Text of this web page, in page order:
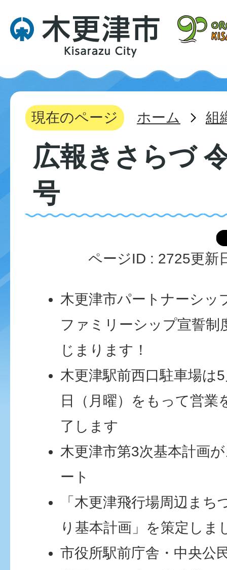
現在のページ ホーム 組
広報きさらづ
号
ページID : 2725更新
木更津市パートナーシッ
ファミリーシップ宣誓制
じまります！
木更津駅前西口駐車場は
日（月曜）をもって営業
了します
木更津市第3次基本計画
ート
「木更津飛行場周辺まち
り基本計画」を策定しま
市役所駅前庁舎・中央公